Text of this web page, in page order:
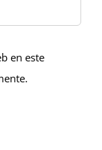
en este